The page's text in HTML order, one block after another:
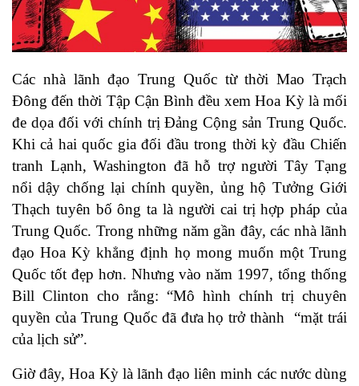
Các nhà lãnh đạo Trung Quốc từ thời Mao Trạch
Đông đến thời Tập Cận Bình đều xem Hoa Kỳ là mối
đe dọa đối với chính trị Đảng Cộng sản Trung Quốc.
Khi cả hai quốc gia đối đầu trong thời kỳ đầu Chiến
tranh Lạnh, Washington đã hỗ trợ người Tây Tạng
nổi dậy chống lại chính quyền, ủng hộ Tưởng Giới
Thạch tuyên bố ông ta là người cai trị hợp pháp của
Trung Quốc. Trong những năm gần đây, các nhà lãnh
đạo Hoa Kỳ khẳng định họ mong muốn một Trung
Quốc tốt đẹp hơn. Nhưng vào năm 1997, tổng thống
Bill Clinton cho rằng: “Mô hình chính trị chuyên
quyền của Trung Quốc đã đưa họ trở thành “mặt trái
của lịch sử”.
Giờ đây, Hoa Kỳ là lãnh đạo liên minh các nước dùng